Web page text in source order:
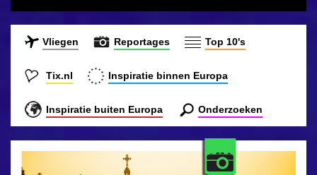
Vliegen Reportages Top 10's
Tix.nl Inspiratie binnen Europa
Inspiratie buiten Europa Onderzoeken